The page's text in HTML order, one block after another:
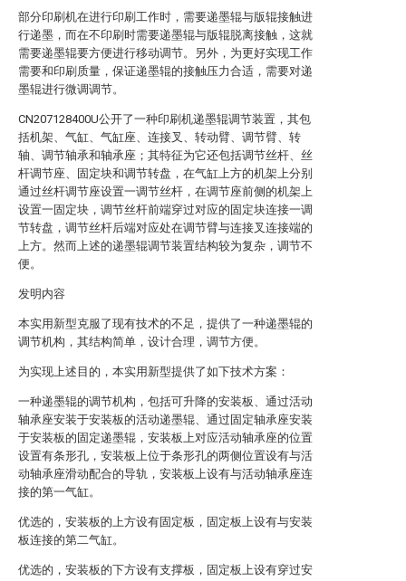
部分印刷机在进行印刷工作时，需要递墨辊与版辊接触进
行递墨，而在不印刷时需要递墨辊与版辊脱离接触，这就
需要递墨辊要方便进行移动调节。另外，为更好实现工作
需要和印刷质量，保证递墨辊的接触压力合适，需要对递
墨辊进行微调调节。
CN207128400U公开了一种印刷机递墨辊调节装置，其包
括机架、气缸、气缸座、连接叉、转动臂、调节臂、转
轴、调节轴承和轴承座；其特征为它还包括调节丝杆、丝
杆调节座、固定块和调节转盘，在气缸上方的机架上分别
通过丝杆调节座设置一调节丝杆，在调节座前侧的机架上
设置一固定块，调节丝杆前端穿过对应的固定块连接一调
节转盘，调节丝杆后端对应处在调节臂与连接叉连接端的
上方。然而上述的递墨辊调节装置结构较为复杂，调节不
便。
发明内容
本实用新型克服了现有技术的不足，提供了一种递墨辊的
调节机构，其结构简单，设计合理，调节方便。
为实现上述目的，本实用新型提供了如下技术方案：
一种递墨辊的调节机构，包括可升降的安装板、通过活动
轴承座安装于安装板的活动递墨辊、通过固定轴承座安装
于安装板的固定递墨辊，安装板上对应活动轴承座的位置
设置有条形孔，安装板上位于条形孔的两侧位置设有与活
动轴承座滑动配合的导轨，安装板上设有与活动轴承座连
接的第一气缸。
优选的，安装板的上方设有固定板，固定板上设有与安装
板连接的第二气缸。
优选的，安装板的下方设有支撑板，固定板上设有穿过安